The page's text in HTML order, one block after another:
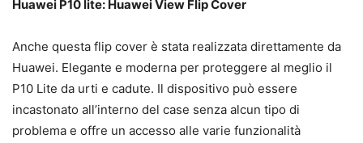
Huawei P10 lite: Huawei View Flip Cover
Anche questa flip cover è stata realizzata direttamente da
Huawei. Elegante e moderna per proteggere al meglio il
P10 Lite da urti e cadute. Il dispositivo può essere
incastonato all’interno del case senza alcun tipo di
problema e offre un accesso alle varie funzionalità